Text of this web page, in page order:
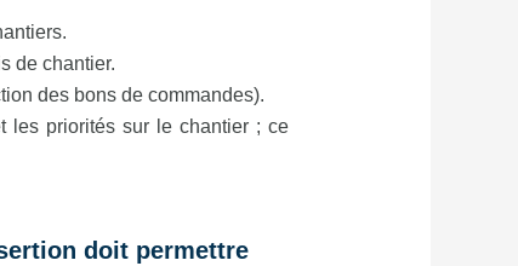
de chantier.
des bons de commandes).
les priorités sur le chantier ; ce
doit permettre